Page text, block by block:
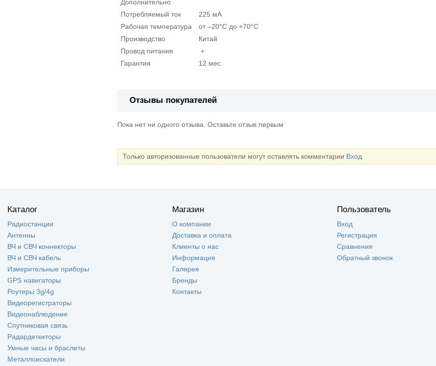
Дополнительно
Потребляемый ток
225 мА
Рабочая температура
от –20°С до +70°С
Производство
Китай
Провод питания
+
Гарантия
12 мес.
Отзывы покупателей
Пока нет ни одного отзыва. Оставьте отзыв первым
Только авторизованные пользователи могут оставлять комментарии Вход
Каталог
Радиостанции
Антенны
ВЧ и СВЧ коннекторы
ВЧ и СВЧ кабель
Измерительные приборы
GPS навигаторы
Роутеры 3g/4g
Видеорегистраторы
Видеонаблюдение
Спутниковая связь
Радардетекторы
Умные часы и браслеты
Металлоискатели
Магазин
О компании
Доставка и оплата
Клиенты о нас
Информация
Галерея
Бренды
Контакты
Пользователь
Вход
Регистрация
Сравнения
Обратный звонок